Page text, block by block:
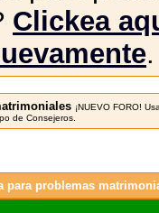
Clickea
.
¡NUEVO FORO!
de Consejeros.
para problemas